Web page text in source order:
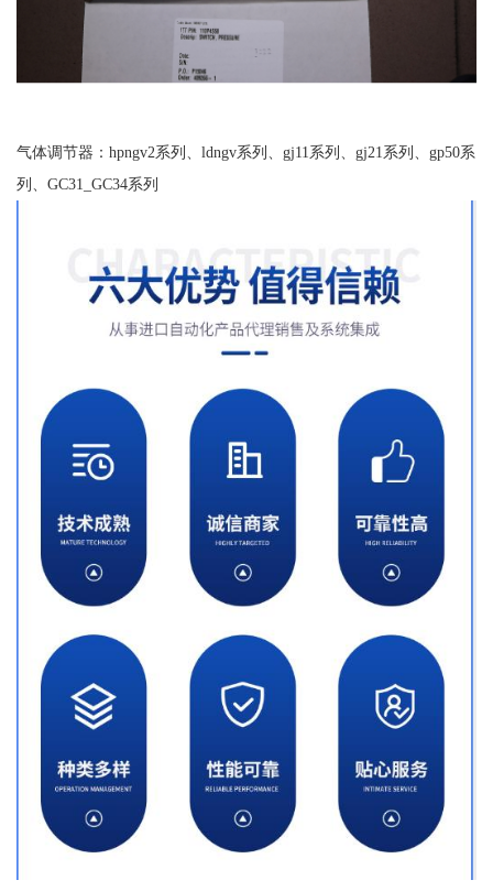
气体调节器：hpngv2系列、ldngv系列、gj11系列、gj21系列、gp50系
列、GC31_GC34系列